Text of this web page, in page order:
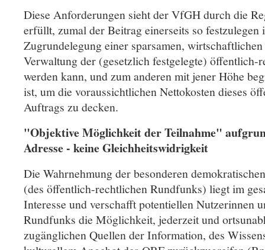
Diese Anforderungen sieht der VfGH durch die
erfüllt, zumal der Beitrag einerseits so festzulegen
Zugrundelegung einer sparsamen,
Verwaltung der (gesetzlich festgelegte)
werden kann, und zum anderen mit jener Höhe
ist, um die voraussichtlichen Nettokosten dieses
Auftrags zu decken.
"Objektive Möglichkeit der Teilnahme"
Adresse - keine Gleichheitswidrigkeit
Die Wahrnehmung der besonderen
(des öffentlich-rechtlichen Rundfunks) liegt im
Interesse und verschafft potentiellen Nutzerinnen
Rundfunks die Möglichkeit, jederzeit und
zugänglichen Quellen der Information, des